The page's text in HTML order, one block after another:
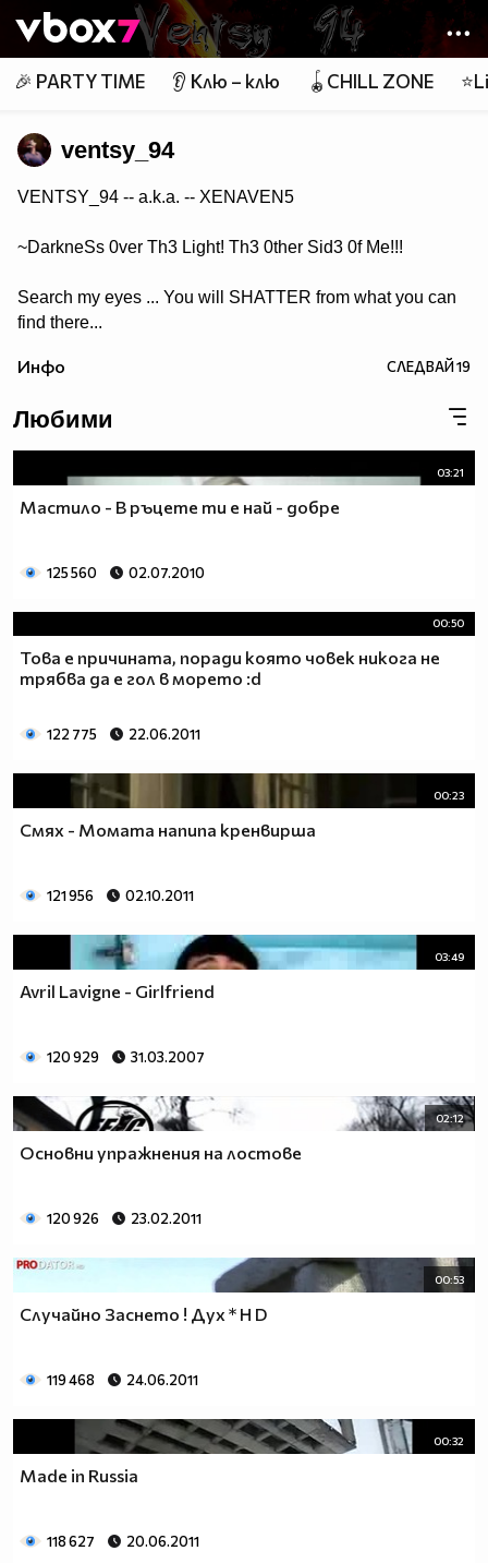
👾
🎉 PARTY TIME 👂 Клю – клю 🪀CHILL ZONE
ventsy_94
VENTSY_94 -- a.k.a. -- XENAVEN5
~DarkneSs 0ver Th3 Light! Th3 0ther Sid3 0f Me!!!
Search my eyes ... You will SHATTER from what you can
find there...
Инфо СЛЕДВАЙ19
Любими
03:21
Мастило - В ръцете ти е най - добре
125 560 02.07.2010
00:50
Това е причината, поради която човек никога не
трябва да е гол в морето :d
122 775 22.06.2011
00:23
Смях - Момата напипа кренвирша
121 956 02.10.2011
03:49
Avril Lavigne - Girlfriend
120 929 31.03.2007
02:12
Основни упражнения на лостове
120 926 23.02.2011
00:53
Случайно Заснето ! Дух * H D
119 468 24.06.2011
00:32
Made in Russia
118 627 20.06.2011